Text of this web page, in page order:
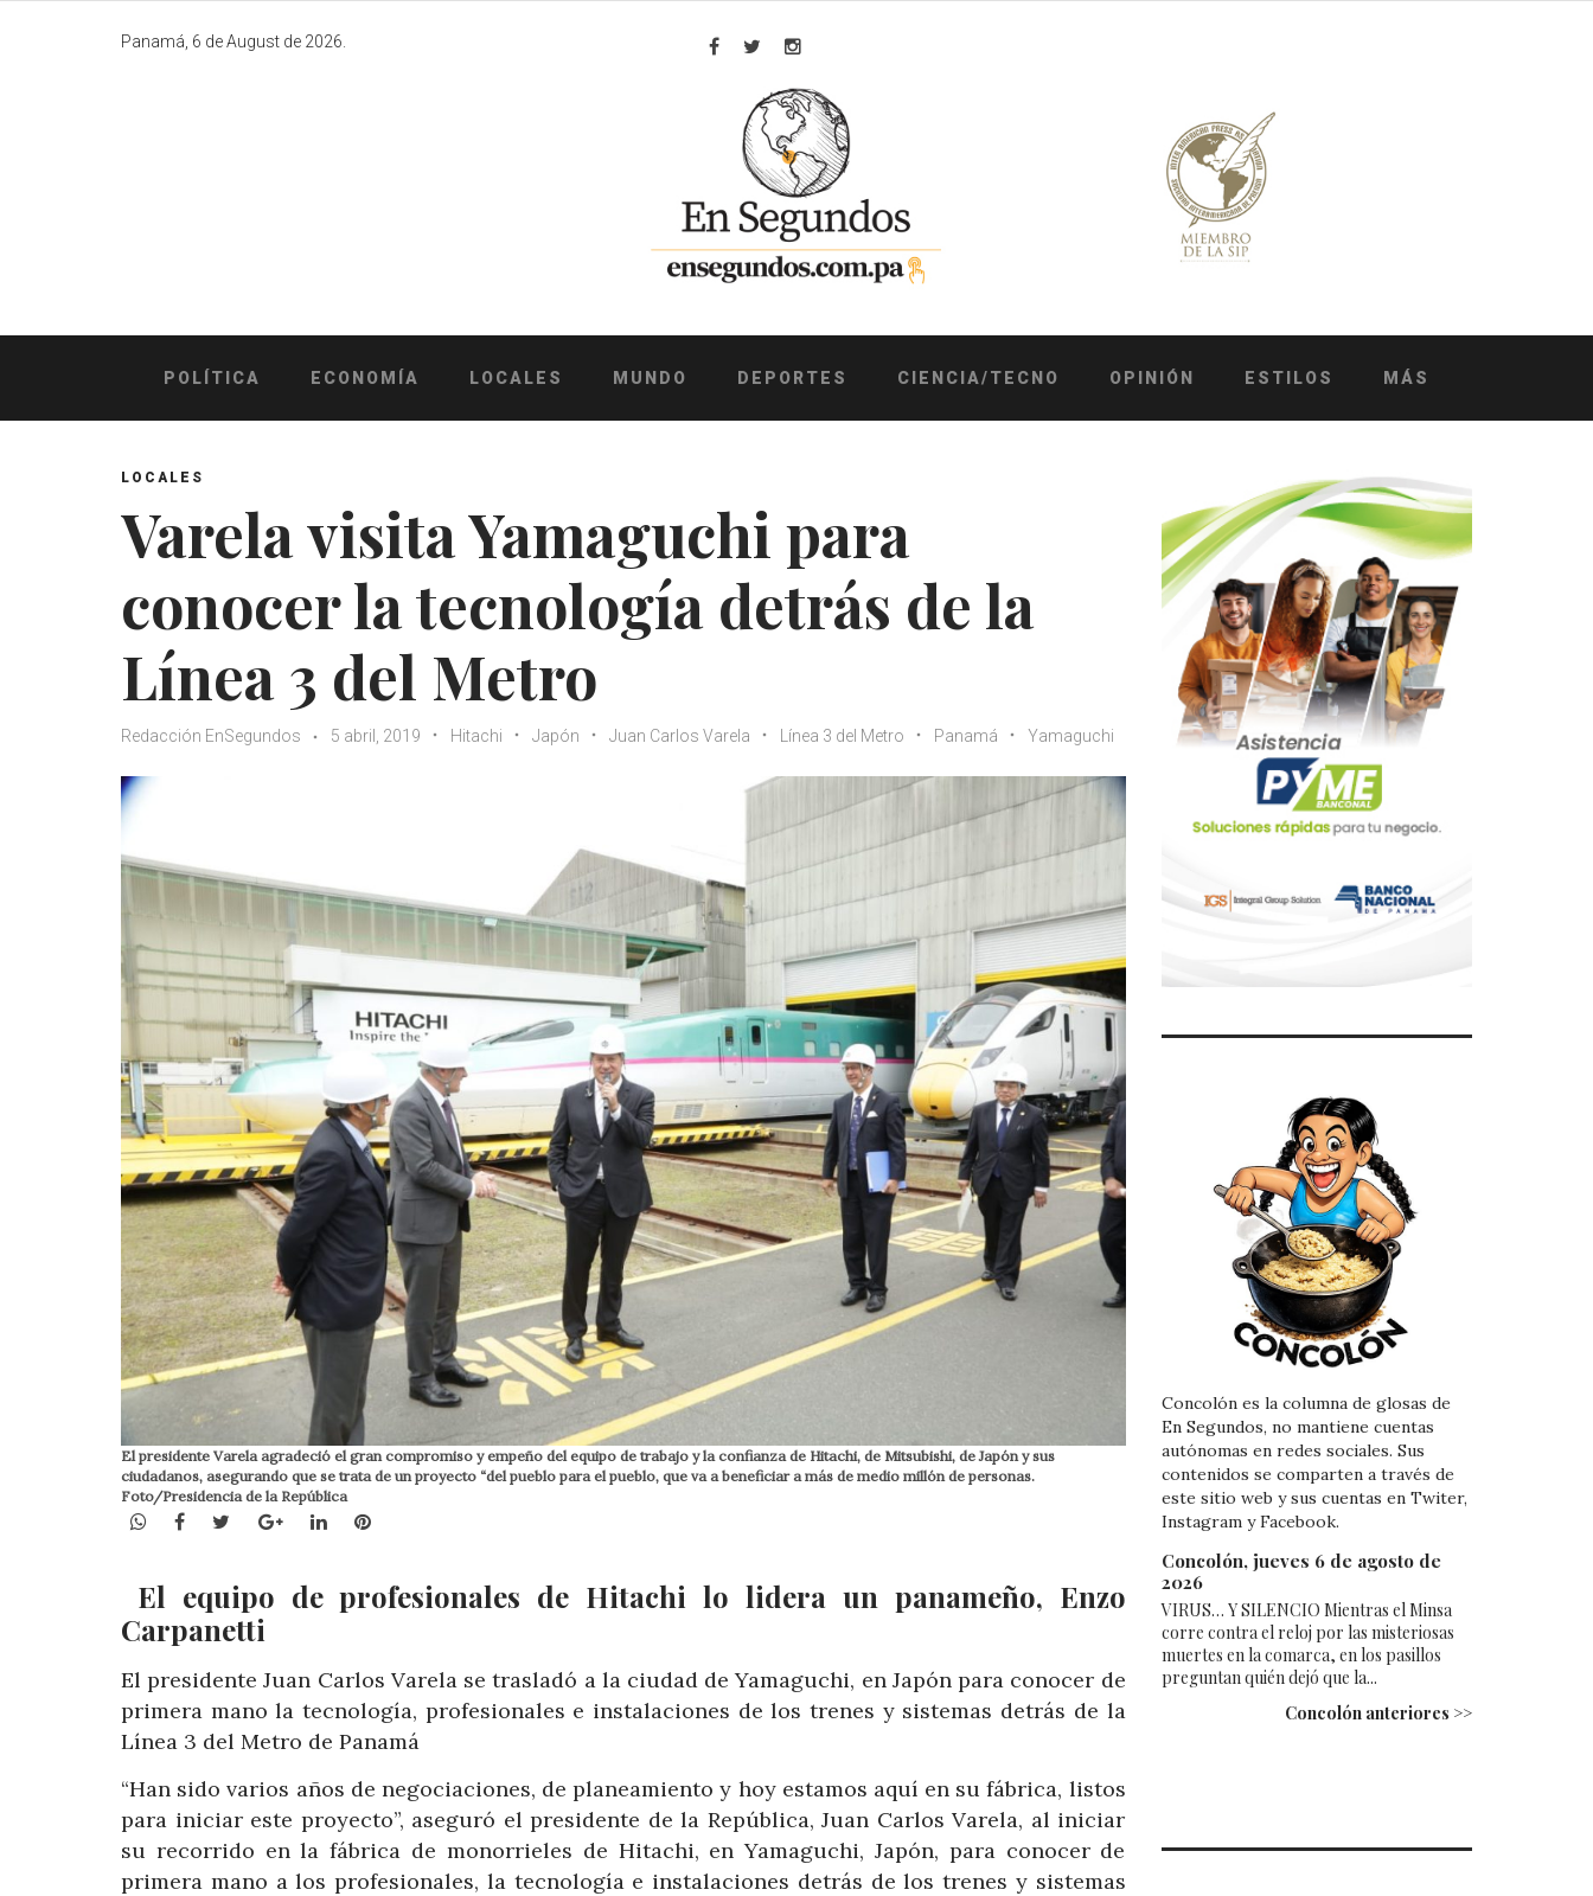
Panamá, 6 de August de 2026.
Facebook
TwitterInstagram
POLÍTICA ECONOMÍA LOCALES MUNDO DEPORTES CIENCIA/TECNO OPINIÓN ESTILOS MÁS
LOCALES
Varela visita Yamaguchi para
conocer la tecnología detrás de la
Línea 3 del Metro
Redacción EnSegundos 5 abril, 2019 Hitachi Japón Juan Carlos Varela Línea 3 del Metro Panamá Yamaguchi
El presidente Varela agradeció el gran compromiso y empeño del equipo de trabajo y la confianza de Hitachi, de Mitsubishi, de Japón y sus
ciudadanos, asegurando que se trata de un proyecto “del pueblo para el pueblo, que va a beneficiar a más de medio millón de personas.
Foto/Presidencia de la República
WhatsApp
Facebook
TwitterGoogle+LinkedInPinterest
El equipo de profesionales de Hitachi lo lidera un panameño, Enzo
Carpanetti
El presidente Juan Carlos Varela se trasladó a la ciudad de Yamaguchi, en Japón para conocer de
primera mano la tecnología, profesionales e instalaciones de los trenes y sistemas detrás de la
Línea 3 del Metro de Panamá
“Han sido varios años de negociaciones, de planeamiento y hoy estamos aquí en su fábrica, listos
para iniciar este proyecto”, aseguró el presidente de la República, Juan Carlos Varela, al iniciar
su recorrido en la fábrica de monorrieles de Hitachi, en Yamaguchi, Japón, para conocer de
primera mano a los profesionales, la tecnología e instalaciones detrás de los trenes y sistemas
Concolón es la columna de glosas de
En Segundos, no mantiene cuentas
autónomas en redes sociales. Sus
contenidos se comparten a través de
este sitio web y sus cuentas en Twiter,
Instagram y Facebook.
Concolón, jueves 6 de agosto de
2026
VIRUS… Y SILENCIO Mientras el Minsa
corre contra el reloj por las misteriosas
muertes en la comarca, en los pasillos
preguntan quién dejó que la...
Concolón anteriores >>